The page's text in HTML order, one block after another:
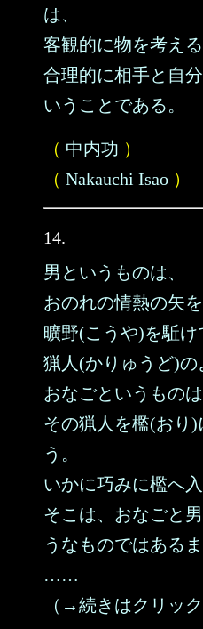
は、
客観的に物を考える
合理的に相手と自
いうことである。
（ 中内功 ）
（ Nakauchi Isao ）
14.
男というものは、
おのれの情熱の矢
曠野(こうや)を駈け
猟人(かりゅうど)の
おなごというものは
その猟人を檻(おり
う。
いかに巧みに檻へ入
そこは、おなごと
うなものではあるま
……
（→続きはクリック